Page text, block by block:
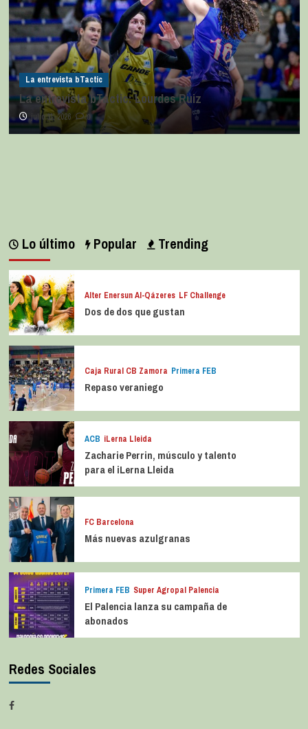
La entrevista bTactic
La entrevista bTactic: Lourdes Ruiz
julio 11, 2026 0
Lo último Popular Trending
Alter Enersun Al-Qázeres LF Challenge
Dos de dos que gustan
Caja Rural CB Zamora Primera FEB
Repaso veraniego
ACB iLerna Lleida
Zacharie Perrin, músculo y talento
para el iLerna Lleida
FC Barcelona
Más nuevas azulgranas
Primera FEB Super Agropal Palencia
El Palencia lanza su campaña de
abonados
Redes Sociales